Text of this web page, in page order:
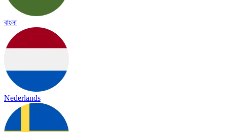
বাংলা
Nederlands